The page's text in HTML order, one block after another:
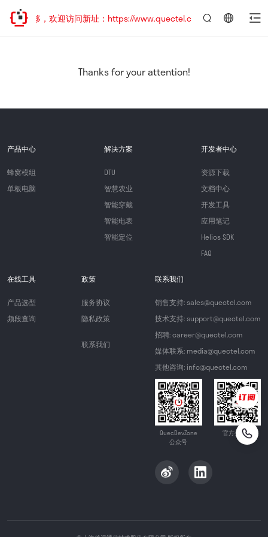
址已迁移，欢迎访问新址：https://www.quectel.com.cn
Thanks for your attention!
产品中心
蜂窝模组
单板电脑
解决方案
DTU
智慧农业
智能穿戴
智能电表
智能定位
开发者中心
资源下载
文档中心
开发工具
应用笔记
Helios SDK
FAQ
在线工具
产品选型
频段查询
政策
服务协议
隐私政策
联系我们
联系我们
销售支持: sales@quectel.com
技术支持: support@quectel.com
招聘: career@quectel.com
媒体联系: media@quectel.com
其他咨询: info@quectel.com
QuecDevZone
公众号
官方公众号